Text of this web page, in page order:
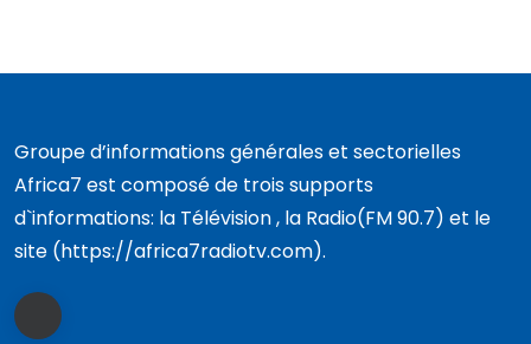
Groupe d’informations générales et sectorielles
Africa7 est composé de trois supports
d`informations: la Télévision , la Radio(FM 90.7) et le
site (https://africa7radiotv.com).